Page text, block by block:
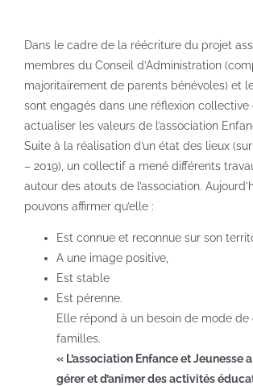
Dans le cadre de la réécriture du projet
membres du Conseil d’Administration
majoritairement de parents bénévoles) et
sont engagés dans une réflexion collective
actualiser les valeurs de l’association
Suite à la réalisation d’un état des lieux
– 2019), un collectif a mené différents
autour des atouts de l’association.
pouvons affirmer qu’elle :
Est connue et reconnue sur son
A une image positive,
Est stable
Est pérenne.
Elle répond à un besoin de mode
familles.
« L’association Enfance et Jeunesse
gérer et d’animer des activités